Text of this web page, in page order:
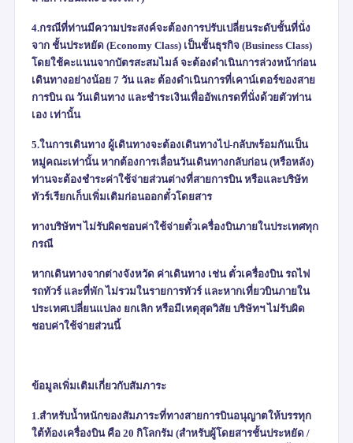
4.กรณีที่ท่านมีความประสงค์จะต้องการปรับเปลี่ยนระดับชั้นที่นั่ง
จาก ชั้นประหยัด (Economy Class) เป็นชั้นธุรกิจ (Business Class)
โดยใช้คะแนนจากบัตรสะสมไมล์ จะต้องดำเนินการล่วงหน้าก่อน
เดินทางอย่างน้อย 7 วัน และ ต้องดำเนินการที่เคาน์เตอร์ของสาย
การบิน ณ วันเดินทาง และชำระเงินเพื่ออัพเกรดที่นั่งด้วยตัวท่าน
เอง เท่านั้น
5.ในการเดินทาง ผู้เดินทางจะต้องเดินทางไป-กลับพร้อมกันเป็น
หมู่คณะเท่านั้น หากต้องการเลื่อนวันเดินทางกลับก่อน (หรือหลัง)
ท่านจะต้องชำระค่าใช้จ่ายส่วนต่างที่สายการบิน หรือและบริษัท
ทัวร์เรียกเก็บเพิ่มเติมก่อนออกตั๋วโดยสาร
ทางบริษัทฯ ไม่รับผิดชอบค่าใช้จ่ายตั๋วเครื่องบินภายในประเทศทุก
กรณี
หากเดินทางจากต่างจังหวัด ค่าเดินทาง เช่น ตั๋วเครื่องบิน รถไฟ
รถทัวร์ และที่พัก ไม่รวมในรายการทัวร์ และหากเที่ยวบินภายใน
ประเทศเปลี่ยนแปลง ยกเลิก หรือมีเหตุสุดวิสัย บริษัทฯ ไม่รับผิด
ชอบค่าใช้จ่ายส่วนนี้
ข้อมูลเพิ่มเติมเกี่ยวกับสัมภาระ
1.สำหรับน้ำหนักของสัมภาระที่ทางสายการบินอนุญาตให้บรรทุก
ใต้ท้องเครื่องบิน คือ 20 กิโลกรัม (สำหรับผู้โดยสารชั้นประหยัด /